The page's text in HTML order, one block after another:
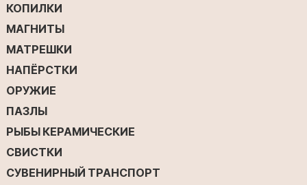
КОПИЛКИ
МАГНИТЫ
МАТРЕШКИ
НАПЁРСТКИ
ОРУЖИЕ
ПАЗЛЫ
РЫБЫ КЕРАМИЧЕСКИЕ
СВИСТКИ
СУВЕНИРНЫЙ ТРАНСПОРТ